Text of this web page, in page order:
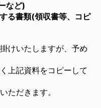
など)
る書類(領収書等、コピ
けいたしますが、予め
上記資料をコピーして
ただきます。